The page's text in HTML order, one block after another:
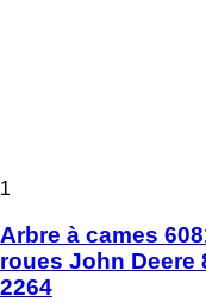
1
Arbre à cames
roues John Deere
2264